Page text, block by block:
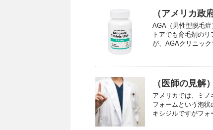
（アメリカ政
AGA（男性型脱毛
トアでも育毛剤の
が、AGAクリニッ
（医師の見解
アメリカでは、ミノ
フォームという泡
キシジルですがフ